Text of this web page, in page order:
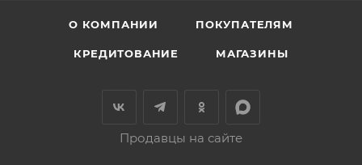
О КОМПАНИИ ПОКУПАТЕЛЯМ
КРЕДИТОВАНИЕ МАГАЗИНЫ
Продавцы на сайте